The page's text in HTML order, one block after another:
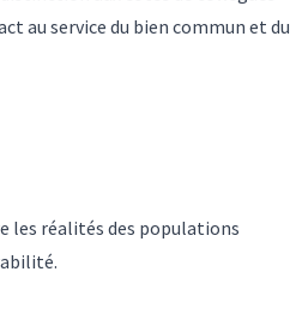
au service du bien commun et du
les réalités des populations